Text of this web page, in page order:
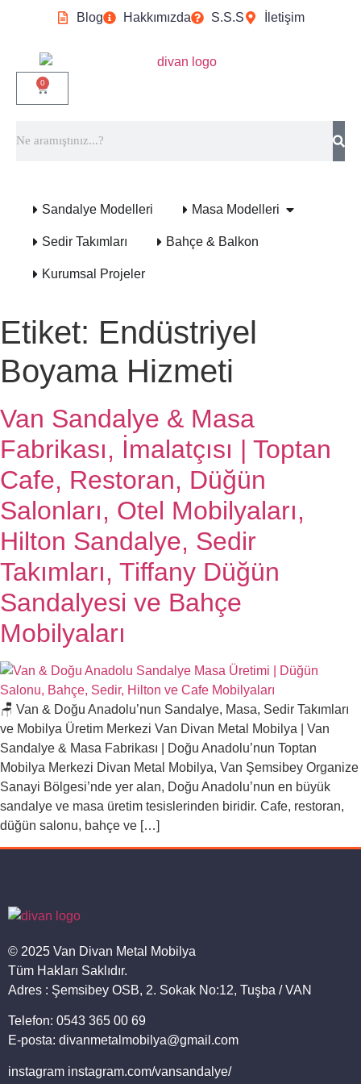
Blog Hakkımızda S.S.S İletişim
0
Sandalye Modelleri Masa Modelleri
Sedir Takımları Bahçe & Balkon
Kurumsal Projeler
Etiket: Endüstriyel
Boyama Hizmeti
Van Sandalye & Masa
Fabrikası, İmalatçısı | Toptan
Cafe, Restoran, Düğün
Salonları, Otel Mobilyaları,
Hilton Sandalye, Sedir
Takımları, Tiffany Düğün
Sandalyesi ve Bahçe
Mobilyaları
🪑 Van & Doğu Anadolu’nun Sandalye, Masa, Sedir Takımları
ve Mobilya Üretim Merkezi Van Divan Metal Mobilya | Van
Sandalye & Masa Fabrikası | Doğu Anadolu’nun Toptan
Mobilya Merkezi Divan Metal Mobilya, Van Şemsibey Organize
Sanayi Bölgesi’nde yer alan, Doğu Anadolu’nun en büyük
sandalye ve masa üretim tesislerinden biridir. Cafe, restoran,
düğün salonu, bahçe ve […]
© 2025 Van Divan Metal Mobilya
Tüm Hakları Saklıdır.
Adres : Şemsibey OSB, 2. Sokak No:12, Tuşba / VAN
Telefon: 0543 365 00 69
E-posta: divanmetalmobilya@gmail.com
instagram instagram.com/vansandalye/